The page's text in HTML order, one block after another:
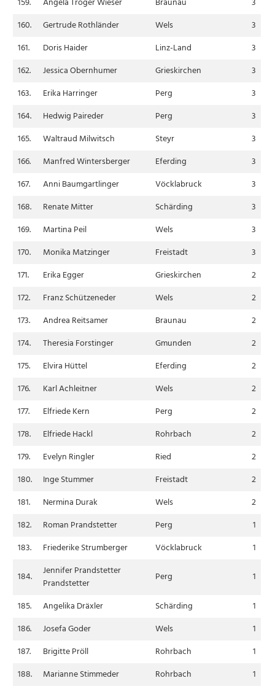
160.
Gertrude Rothländer Wels
3
161.
Doris Haider Linz-Land
3
162.
Jessica Obernhumer Grieskirchen
3
163.
Erika Harringer Perg
3
164.
Hedwig Paireder Perg
3
165.
Waltraud Milwitsch Steyr
3
166.
Manfred Wintersberger Eferding
3
167.
Anni Baumgartlinger Vöcklabruck
3
168.
Renate Mitter Schärding
3
169.
Martina Peil Wels
3
170.
Monika Matzinger Freistadt
3
171.
Erika Egger Grieskirchen
2
172.
Franz Schützeneder Wels
2
173.
Andrea Reitsamer Braunau
2
174.
Theresia Forstinger Gmunden
2
175.
Elvira Hüttel Eferding
2
176.
Karl Achleitner Wels
2
177.
Elfriede Kern Perg
2
178.
Elfriede Hackl Rohrbach
2
179.
Evelyn Ringler Ried
2
180.
Inge Stummer Freistadt
2
181.
Nermina Durak Wels
2
182.
Roman Prandstetter Perg
1
183.
Friederike Strumberger Vöcklabruck 1
184.
Jennifer Prandstetter
Prandstetter
Perg 1
185. Angelika Dräxler Schärding
1
186.
Josefa Goder Wels
1
187.
Brigitte Pröll Rohrbach
1
188.
Marianne Stimmeder Rohrbach
1